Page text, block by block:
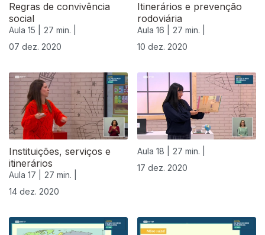
Regras de convivência
social
Aula 15 |
27 min. |
07 dez. 2020
Itinerários e prevenção
rodoviária
Aula 16 |
27 min. |
10 dez. 2020
Instituições, serviços e
itinerários
Aula 17 |
27 min. |
14 dez. 2020
Aula 18 |
27 min. |
17 dez. 2020